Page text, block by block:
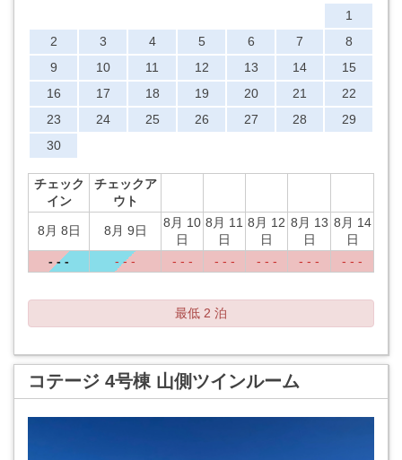
1
2
3 4 5 6 7
8
9
10 11 12 13 14
15
16
17 18 19 20 21
22
23
24 25 26 27 28
29
30
チェック
イン
チェックア
ウト
8月 8日 8月 9日
8月 10
日
8月 11
日
8月 12
日
8月 13
日
8月 14
日
- - -
- - - - - - - - - - - - - - - - - -
最低 2 泊
コテージ 4号棟 山側ツインルーム